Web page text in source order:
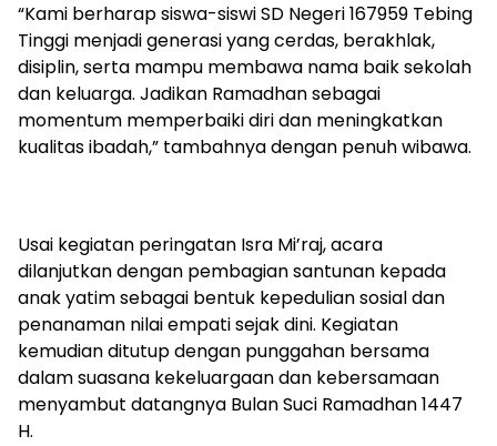
“Kami berharap siswa-siswi SD Negeri 167959 Tebing
Tinggi menjadi generasi yang cerdas, berakhlak,
disiplin, serta mampu membawa nama baik sekolah
dan keluarga. Jadikan Ramadhan sebagai
momentum memperbaiki diri dan meningkatkan
kualitas ibadah,” tambahnya dengan penuh wibawa.
Usai kegiatan peringatan Isra Mi’raj, acara
dilanjutkan dengan pembagian santunan kepada
anak yatim sebagai bentuk kepedulian sosial dan
penanaman nilai empati sejak dini. Kegiatan
kemudian ditutup dengan punggahan bersama
dalam suasana kekeluargaan dan kebersamaan
menyambut datangnya Bulan Suci Ramadhan 1447
H.